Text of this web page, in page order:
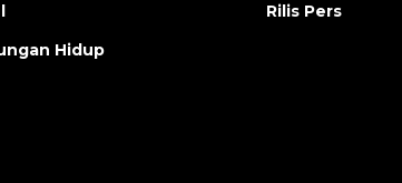
Hidup
Rilis Pers